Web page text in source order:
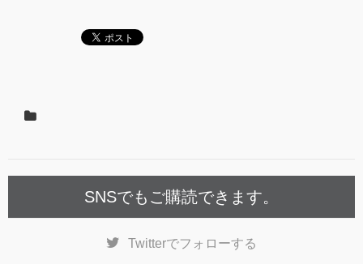
SNSでもご購読できます。
Twitterでフォローする